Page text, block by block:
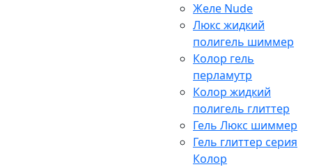
Желе Nude
Люкс жидкий
полигель шиммер
Колор гель
перламутр
Колор жидкий
полигель глиттер
Гель Люкс шиммер
Гель глиттер серия
Колор